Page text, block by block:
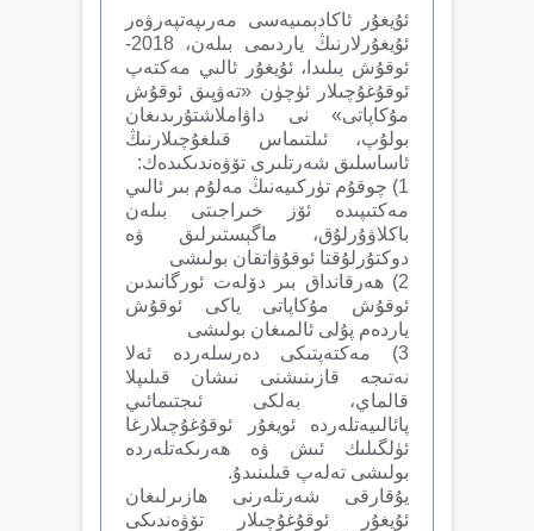
ئۇيغۇر ئاكادېمىيەسى مەرىپەتپەرۋەر
ئۇيغۇرلارنىڭ ياردىمى بىلەن، 2018-
ئوقۇش يىلىدا، ئۇيغۇر ئالىي مەكتەپ
ئوقۇغۇچىلار ئۈچۈن «تەۋپىق ئوقۇش
مۇكاپاتى» نى داۋاملاشتۇرىدىغان
بولۇپ، ئىلتىماس قىلغۇچىلارنىڭ
ئاساسلىق شەرتلىرى تۆۋەندىكىدەك:
1) چوقۇم تۈركىيەنىڭ مەلۇم بىر ئالىي
مەكتىپىدە ئۆز خىراجىتى بىلەن
باكلاۋۇرلۇق، ماگېستىرلىق ۋە
دوكتۇرلۇقتا ئوقۇۋاتقان بولىشى
2) ھەرقانداق بىر دۆلەت ئورگانىدىن
ئوقۇش مۇكاپاتى ياكى ئوقۇش
ياردەم پۇلى ئالمىغان بولىشى
3) مەكتەپتىكى دەرسلەردە ئەلا
نەتىجە قازىنىشنى نىشان قىلىپلا
قالماي، بەلكى ئىجتىمائىي
پائالىيەتلەردە ئويغۇر ئوقۇغۇچىلارغا
ئۈلگىلىك ئىش ۋە ھەرىكەتلەردە
بولىشى تەلەپ قىلىنىدۇ.
يۇقارقى شەرتلەرنى ھازىرلىغان
ئۇيغۇر ئوقۇغۇچىلار تۆۋەندىكى